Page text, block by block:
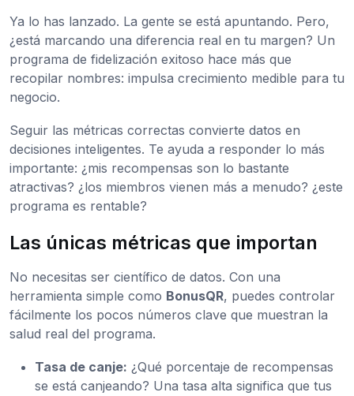
Ya lo has lanzado. La gente se está apuntando. Pero,
¿está marcando una diferencia real en tu margen? Un
programa de fidelización exitoso hace más que
recopilar nombres: impulsa crecimiento medible para tu
negocio.
Seguir las métricas correctas convierte datos en
decisiones inteligentes. Te ayuda a responder lo más
importante: ¿mis recompensas son lo bastante
atractivas? ¿los miembros vienen más a menudo? ¿este
programa es rentable?
Las únicas métricas que importan
No necesitas ser científico de datos. Con una
herramienta simple como BonusQR, puedes controlar
fácilmente los pocos números clave que muestran la
salud real del programa.
Tasa de canje: ¿Qué porcentaje de recompensas
se está canjeando? Una tasa alta significa que tus